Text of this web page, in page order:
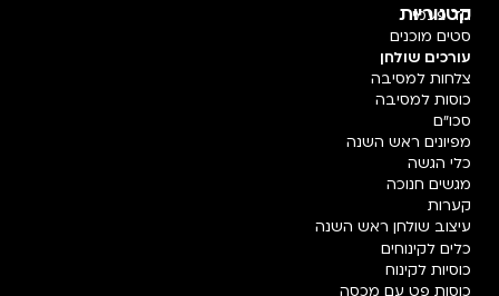
קטגוריות
חד פעמי
סטים מוכנים
עורכים שולחן
צלחות למסיבה
כוסות למסיבה
סכו"ם
מפיונים ראש השנה
כלי הגשה
מגשים חנוכה
קערות
עיצוב שולחן ראש השנה
כלים לקינוחים
כוסיות לקינוח